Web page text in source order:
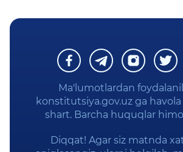
Ma'lumotlardan
konstitutsiya.gov.uz ga havola
shart. Barcha huquqlar
Diqqat! Agar siz matnda